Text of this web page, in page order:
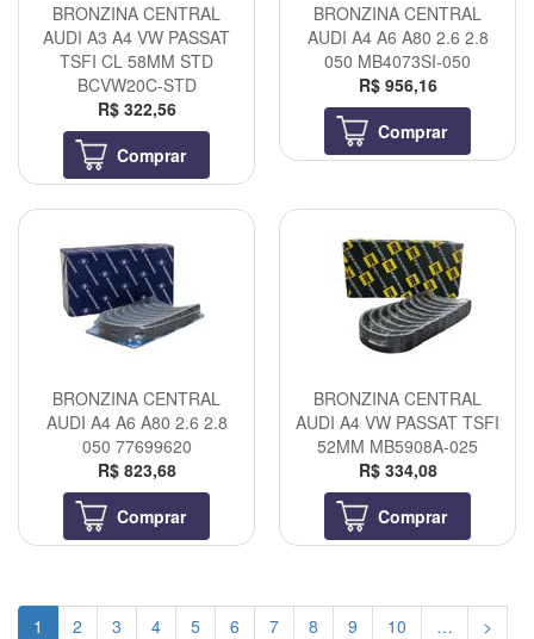
BRONZINA CENTRAL
AUDI A3 A4 VW PASSAT
TSFI CL 58MM STD
BCVW20C-STD
R$ 322,56
Comprar
BRONZINA CENTRAL
AUDI A4 A6 A80 2.6 2.8
050 MB4073SI-050
R$ 956,16
Comprar
BRONZINA CENTRAL
AUDI A4 A6 A80 2.6 2.8
050 77699620
R$ 823,68
Comprar
BRONZINA CENTRAL
AUDI A4 VW PASSAT TSFI
52MM MB5908A-025
R$ 334,08
Comprar
1 2 3 4 5 6 7 8 9 10 …
>